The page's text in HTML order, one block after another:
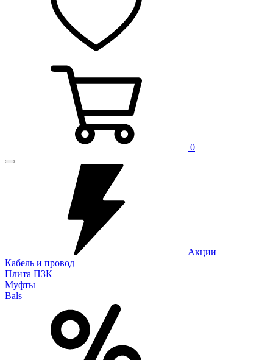
0
Акции
Кабель и провод
Плита ПЗК
Муфты
Bals